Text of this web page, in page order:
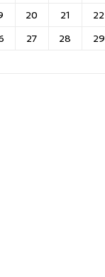
20 21
22
27 28
29